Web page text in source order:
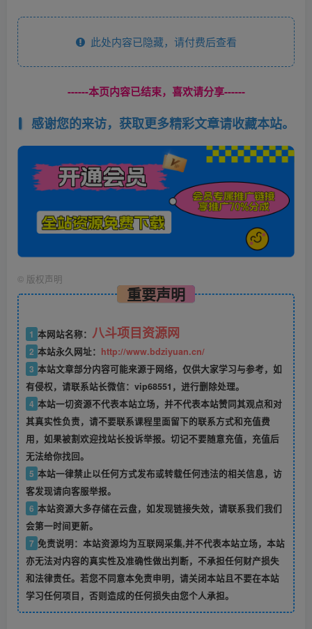
此处内容已隐藏，请付费后查看
------本页内容已结束，喜欢请分享------
感谢您的来访，获取更多精彩文章请收藏本站。
© 版权声明
重要声明
1 本网站名称： 八斗项目资源网
2 本站永久网址： http://www.bdziyuan.cn/
3 本站文章部分内容可能来源于网络，仅供大家学习与参考，如
有侵权，请联系站长微信：vip68551，进行删除处理。
4 本站一切资源不代表本站立场，并不代表本站赞同其观点和对
其真实性负责，请不要联系课程里面留下的联系方式和充值费
用，如果被割欢迎找站长投诉举报。切记不要随意充值，充值后
无法给你找回。
5 本站一律禁止以任何方式发布或转载任何违法的相关信息，访
客发现请向客服举报。
6 本站资源大多存储在云盘，如发现链接失效，请联系我们我们
会第一时间更新。
7 免责说明：本站资源均为互联网采集,并不代表本站立场，本站
亦无法对内容的真实性及准确性做出判断，不承担任何财产损失
和法律责任。若您不同意本免责申明，请关闭本站且不要在本站
学习任何项目，否则造成的任何损失由您个人承担。